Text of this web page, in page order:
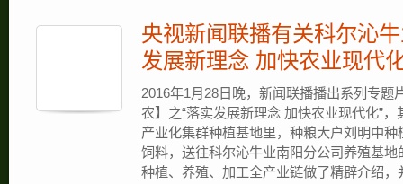
央视新闻联播有关科尔沁
发展新理念 加快农业现代
2016年1月28日晚，新闻联播播出系列专题
农】之“落实发展新理念 加快农业现代化”
产业化集群种植基地里，种粮大户刘明中
饲料，送往科尔沁牛业南阳分公司养殖基
种植、养殖、加工全产业链做了精辟介绍，